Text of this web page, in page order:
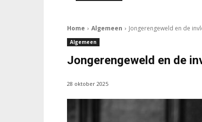
Home Algemeen Jongerengeweld en de
Algemeen
Jongerengeweld en de
28 oktober 2025